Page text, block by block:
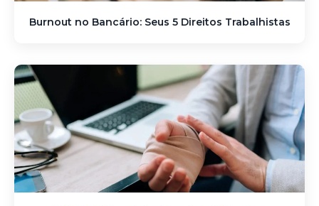
Burnout no Bancário: Seus 5 Direitos Trabalhistas